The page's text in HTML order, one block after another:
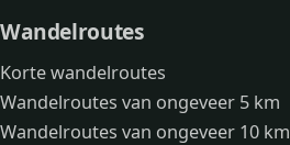
Wandelroutes
Korte wandelroutes
Wandelroutes van ongeveer 5 km
Wandelroutes van ongeveer 10 km